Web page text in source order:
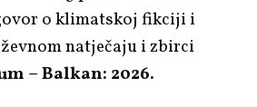
o klimatskoj fikciji i
natječaju i zbirci
– Balkan: 2026.